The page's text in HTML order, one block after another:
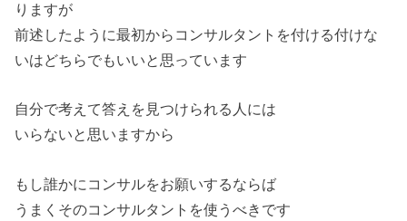
りますが
前述したように最初からコンサルタントを付ける付けな
いはどちらでもいいと思っています
自分で考えて答えを見つけられる人には
いらないと思いますから
もし誰かにコンサルをお願いするならば
うまくそのコンサルタントを使うべきです